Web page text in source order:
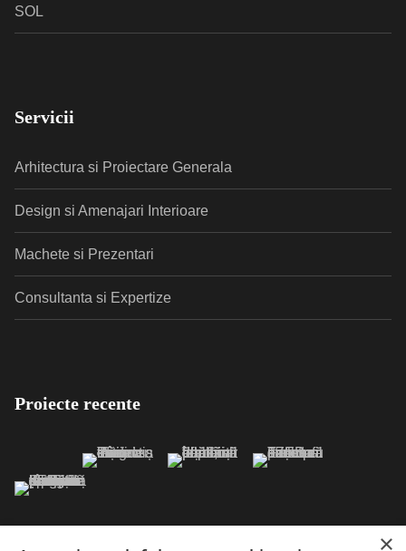
SOL
Servicii
Arhitectura si Proiectare Generala
Design si Amenajari Interioare
Machete si Prezentari
Consultanta si Expertize
Proiecte recente
×